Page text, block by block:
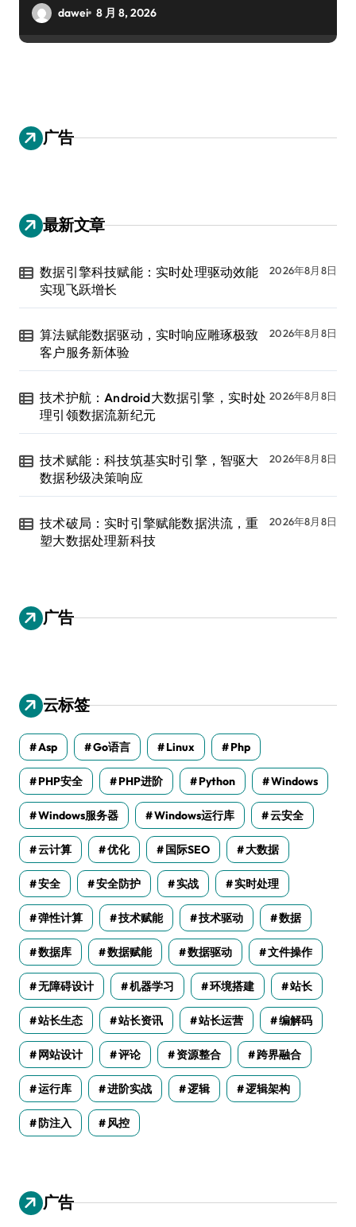
dawei 8 月 8, 2026
广告
最新文章
数据引擎科技赋能：实时处理驱动效能
实现飞跃增长
2026年8月8日
算法赋能数据驱动，实时响应雕琢极致
客户服务新体验
2026年8月8日
技术护航：Android大数据引擎，实时处
理引领数据流新纪元
2026年8月8日
技术赋能：科技筑基实时引擎，智驱大
数据秒级决策响应
2026年8月8日
技术破局：实时引擎赋能数据洪流，重
塑大数据处理新科技
2026年8月8日
广告
云标签
Asp Go语言 Linux Php
PHP安全 PHP进阶 Python Windows
Windows服务器 Windows运行库 云安全
云计算 优化 国际SEO 大数据
安全 安全防护 实战 实时处理
弹性计算 技术赋能 技术驱动 数据
数据库 数据赋能 数据驱动 文件操作
无障碍设计 机器学习 环境搭建 站长
站长生态 站长资讯 站长运营 编解码
网站设计 评论 资源整合 跨界融合
运行库 进阶实战 逻辑 逻辑架构
防注入 风控
广告